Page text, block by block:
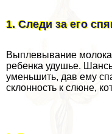
1. Следи за его
Выплевывание
ребенка удушье.
уменьшить, дав ему
склонность к слюне,